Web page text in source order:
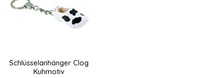
Schlüsselanhänger Clog
Kuhmotiv